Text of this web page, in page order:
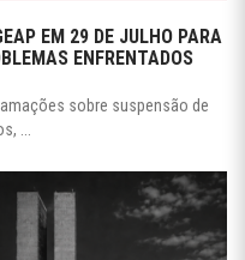
EM 29 DE JULHO PARA
ENFRENTADOS
sobre suspensão de
...